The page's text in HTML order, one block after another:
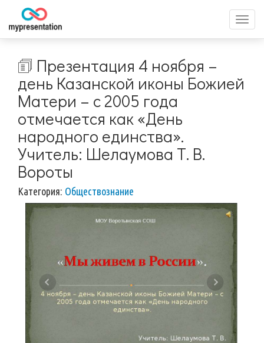
меню
🗊 Презентация 4 ноября –
день Казанской иконы Божией
Матери – с 2005 года
отмечается как «День
народного единства».
Учитель: Шелаумова Т. В.
Вороты
Категория: Обществознание